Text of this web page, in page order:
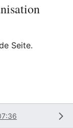
Seite.